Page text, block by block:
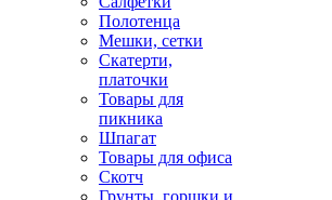
Полотенца
Мешки, сетки
Скатерти,
платочки
Товары для
пикника
Шпагат
Товары для офиса
Скотч
Грунты, горшки и